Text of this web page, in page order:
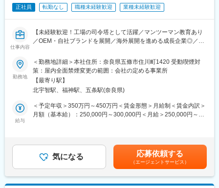
正社員 転勤なし 職種未経験歓迎 業種未経験歓迎
仕事内容
【未経験歓迎！工場の司令塔として活躍／マンツーマン教育あり
／OEM・自社ブランドを展開／海外展開を進める成長企業◎／残
■仕事内容
栄養ドリンクや漢方関連製品を展開する当社にて、生産管理業務
をお任せします。生産管理は、製品づくりがスムーズに進むよう
製造スケジュールや原材料の手配を行う仕事です。製造部門や取
引先と連携しながら、モノづくりを支えていただきます。
・原材料や資材の発注業務
・取引先との納期確認、調整
勤務地
＜勤務地詳細＞本社住所：奈良県五條市住川町1420 受動喫煙対
策：屋内全面禁煙変更の範囲：会社の定める事業所
【最寄り駅】
北宇智駅、福神駅、五条駅(奈良県)
給与
＜予定年収＞350万円～450万円＜賃金形態＞月給制＜賃金内訳＞
月額（基本給）：250,000円～300,000円＜月給＞250,000円～
(月額)は固定手当を含めた表記です。
気になる 応募依頼する
（エージェントサービス）